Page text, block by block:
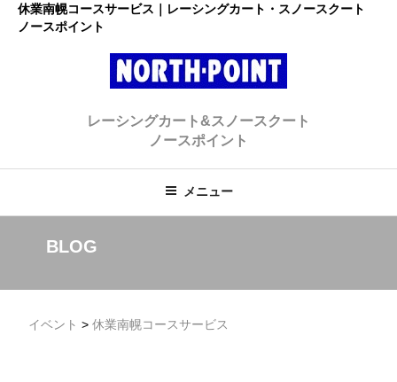
休業南幌コースサービス｜レーシングカート・スノースクート
ノースポイント
ト ノースポイント
レーシングカート&スノースクート
ノースポイント
メニュー
BLOG
イベント > 休業南幌コースサービス